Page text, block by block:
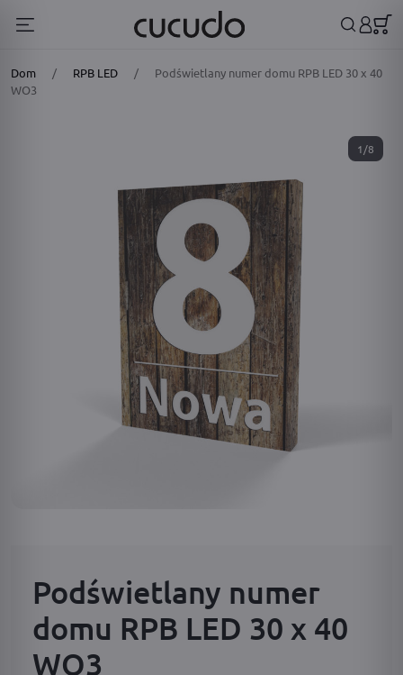
Dom / RPB LED /
Podświetlany numer domu RPB LED 30 x 40
WO3
1/8
Podświetlany numer
domu RPB LED 30 x 40
WO3